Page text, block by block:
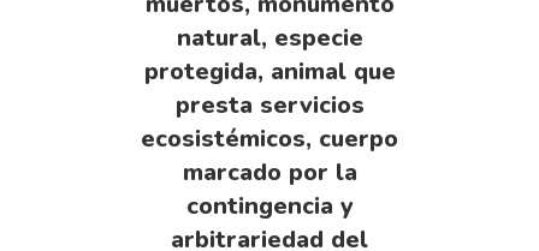
natural, especie
protegida, animal que
presta servicios
ecosistémicos, cuerpo
marcado por la
contingencia y
arbitrariedad del